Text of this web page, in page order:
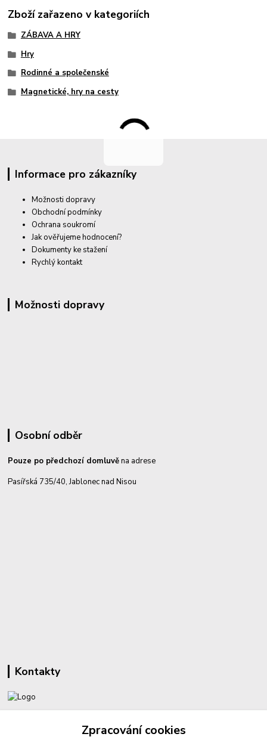
Zboží zařazeno v kategoriích
ZÁBAVA A HRY
Hry
Rodinné a společenské
Magnetické, hry na cesty
Informace pro zákazníky
Možnosti dopravy
Obchodní podmínky
Ochrana soukromí
Jak ověřujeme hodnocení?
Dokumenty ke stažení
Rychlý kontakt
Možnosti dopravy
Osobní odběr
Pouze po předchozí domluvěna adrese
Pasířská 735/40, Jablonec nad Nisou
Kontakty
Zpracování cookies